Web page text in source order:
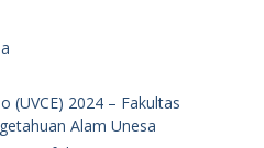
(UVCE) 2024 – Fakultas
Alam Unesa